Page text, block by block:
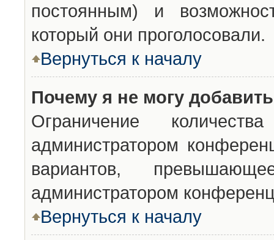
постоянным) и
который они проголосовали.
Вернуться к началу
Почему я не могу
Ограничение
администратором
вариантов,
администратором
Вернуться к началу